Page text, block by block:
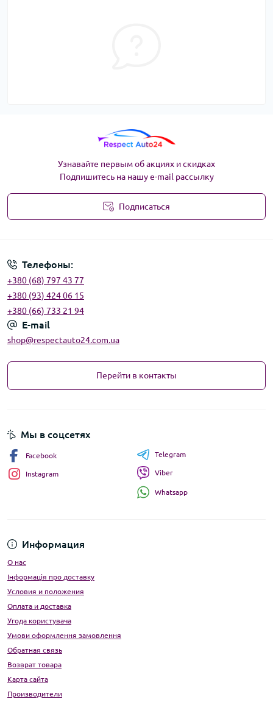
Узнавайте первым об акциях и скидках
Подпишитесь на нашу e-mail рассылку
Подписаться
Телефоны:
+380 (68) 797 43 77
+380 (93) 424 06 15
+380 (66) 733 21 94
E-mail
shop@respectauto24.com.ua
Перейти в контакты
Информация
О нас
Інформація про доставку
Условия и положения
Оплата и доставка
Угода користувача
Умови оформлення замовлення
Обратная связь
Возврат товара
Карта сайта
Производители
Мы в соцсетях
Facebook
Instagram
Telegram
Viber
Whatsapp